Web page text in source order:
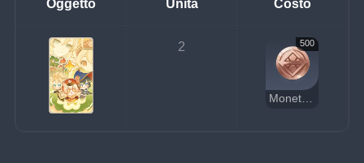
Oggetto Unità Costo
2 500
Moneta della fortuna